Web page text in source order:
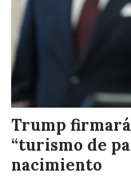
Trump
“turismo de
nacimiento